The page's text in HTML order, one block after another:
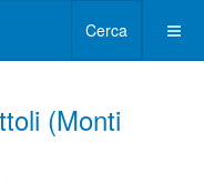
Cerca
(Monti